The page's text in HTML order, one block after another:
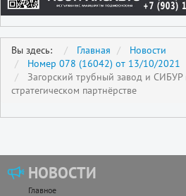
Вы здесь: Главная
Новости
Номер 078 (16042) от 13/10/2021
Загорский трубный завод и СИБУР
стратегическом партнёрстве
НОВОСТИ
Главное